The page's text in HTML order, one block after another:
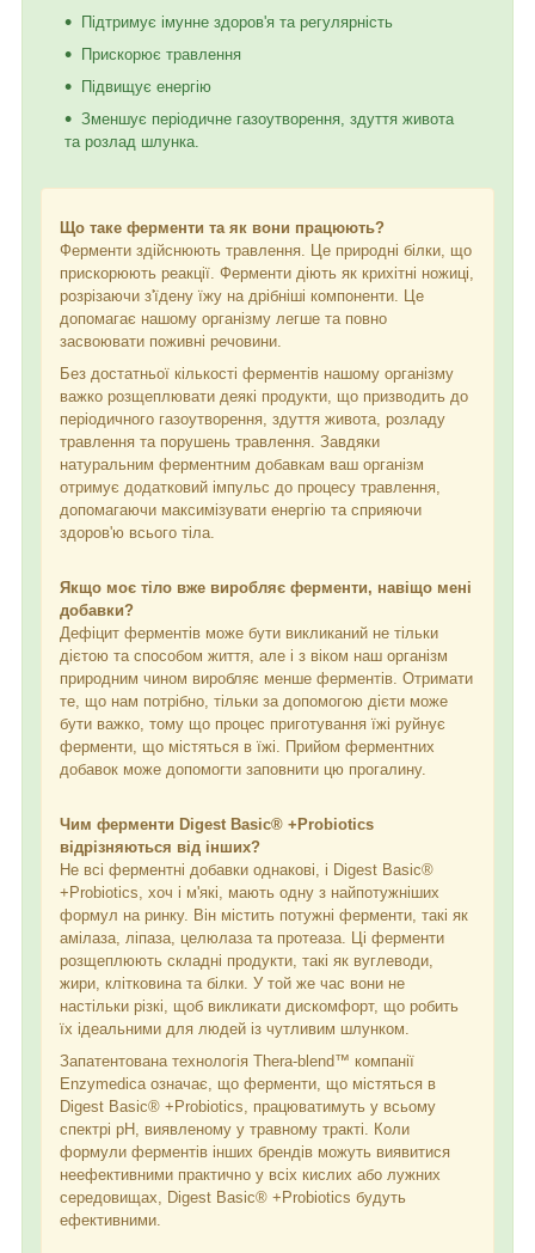
Підтримує імунне здоров'я та регулярність
Прискорює травлення
Підвищує енергію
Зменшує періодичне газоутворення, здуття живота
та розлад шлунка.
Що таке ферменти та як вони працюють?
Ферменти здійснюють травлення. Це природні білки, що
прискорюють реакції. Ферменти діють як крихітні ножиці,
розрізаючи з'їдену їжу на дрібніші компоненти. Це
допомагає нашому організму легше та повно
засвоювати поживні речовини.
Без достатньої кількості ферментів нашому організму
важко розщеплювати деякі продукти, що призводить до
періодичного газоутворення, здуття живота, розладу
травлення та порушень травлення. Завдяки
натуральним ферментним добавкам ваш організм
отримує додатковий імпульс до процесу травлення,
допомагаючи максимізувати енергію та сприяючи
здоров'ю всього тіла.
Якщо моє тіло вже виробляє ферменти, навіщо мені
добавки?
Дефіцит ферментів може бути викликаний не тільки
дієтою та способом життя, але і з віком наш організм
природним чином виробляє менше ферментів. Отримати
те, що нам потрібно, тільки за допомогою дієти може
бути важко, тому що процес приготування їжі руйнує
ферменти, що містяться в їжі. Прийом ферментних
добавок може допомогти заповнити цю прогалину.
Чим ферменти Digest Basic® +Probiotics
відрізняються від інших?
Не всі ферментні добавки однакові, і Digest Basic®
+Probiotics, хоч і м'які, мають одну з найпотужніших
формул на ринку. Він містить потужні ферменти, такі як
амілаза, ліпаза, целюлаза та протеаза. Ці ферменти
розщеплюють складні продукти, такі як вуглеводи,
жири, клітковина та білки. У той же час вони не
настільки різкі, щоб викликати дискомфорт, що робить
їх ідеальними для людей із чутливим шлунком.
Запатентована технологія Thera-blend™ компанії
Enzymedica означає, що ферменти, що містяться в
Digest Basic® +Probiotics, працюватимуть у всьому
спектрі pH, виявленому у травному тракті. Коли
формули ферментів інших брендів можуть виявитися
неефективними практично у всіх кислих або лужних
середовищах, Digest Basic® +Probiotics будуть
ефективними.